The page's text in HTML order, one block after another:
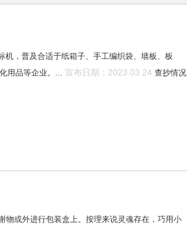
机，普及合适于纸箱子、手工编织袋、墙板、板
用品等企业。... 宣布日期：2023.03.24 查抄情况
物或外进行包装盒上。按理来说灵魂存在，巧用小